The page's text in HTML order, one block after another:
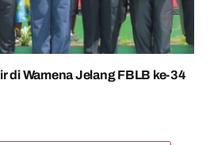
di Wamena Jelang FBLB ke-34